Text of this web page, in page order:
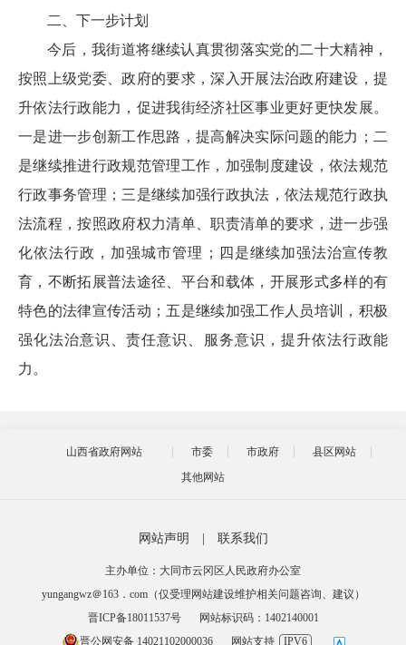
二、下一步计划
今后，我街道将继续认真贯彻落实党的二十大精神，
按照上级党委、政府的要求，深入开展法治政府建设，提
升依法行政能力，促进我街经济社区事业更好更快发展。
一是进一步创新工作思路，提高解决实际问题的能力；二
是继续推进行政规范管理工作，加强制度建设，依法规范
行政事务管理；三是继续加强行政执法，依法规范行政执
法流程，按照政府权力清单、职责清单的要求，进一步强
化依法行政，加强城市管理；四是继续加强法治宣传教
育，不断拓展普法途径、平台和载体，开展形式多样的有
特色的法律宣传活动；五是继续加强工作人员培训，积极
强化法治意识、责任意识、服务意识，提升依法行政能
力。
山西省政府网站 市委 市政府
县区网站
其他网站
网站声明 联系我们
主办单位：大同市云冈区人民政府办公室
yungangwz＠163．com（仅受理网站建设维护相关问题咨询、建议）
晋ICP备18011537号
网站标识码：1402140001
晋公网安备 14021102000036
网站支持 IPV6